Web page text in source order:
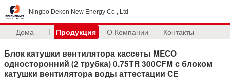
Ningbo Dekon New Energy Co., Ltd
Дома Продукция О Компании Контакты
Блок катушки вентилятора кассеты MECO
односторонний (2 трубка) 0.75TR 300CFM с блоком
катушки вентилятора воды аттестации CE